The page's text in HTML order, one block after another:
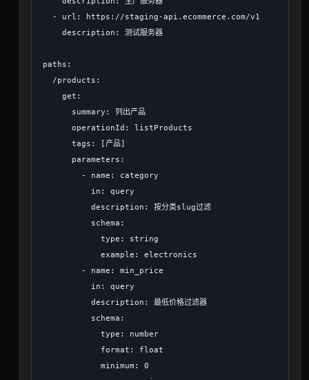
  - url: https://staging-api.ecommerce.com/v1
    description: 测试服务器
paths:
  /products:
    get:
      summary: 列出产品
      operationId: listProducts
      tags: [产品]
      parameters:
        - name: category
          in: query
          description: 按分类slug过滤
          schema:
            type: string
            example: electronics
        - name: min_price
          in: query
          description: 最低价格过滤器
          schema:
            type: number
            format: float
            minimum: 0